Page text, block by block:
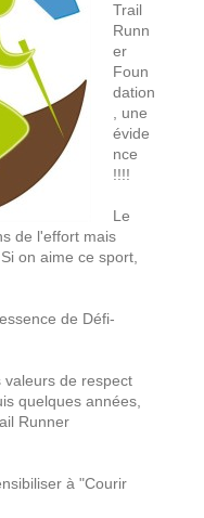
Trail
Runn
er
Foun
dation
, une
évide
nce
!!!!
Le
de l'effort mais
on aime ce sport,
de Défi-
valeurs de respect
quelques années,
Runner
à "Courir